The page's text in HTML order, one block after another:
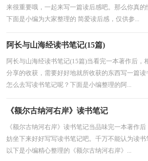
来很重要哦，一起来写一篇读后感吧。那么你真的
下面是小编为大家整理的 简爱读后感，仅供参...
阿长与山海经读书笔记(15篇)
阿长与山海经读书笔记(15篇)当看完一本著作后，
分享的收获，需要好好地就所收获的东西写一篇
怎么去写读书笔记呢？下面是小编整理的阿...
《额尔古纳河右岸》读书笔记
《额尔古纳河右岸》读书笔记当品味完一本著作
妨坐下来好好写写读书笔记吧。千万不能认为读书
以下是小编精心整理的《额尔古纳河右岸》...